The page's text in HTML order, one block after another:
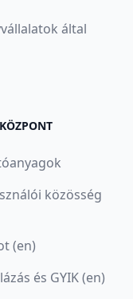
által
közösség
(en)
és GYIK (en)